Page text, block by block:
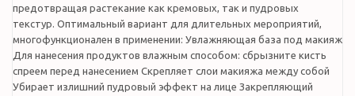
предотвращая растекание как кремовых, так и пудровых
текстур. Оптимальный вариант для длительных мероприятий,
многофункционален в применении: Увлажняющая база под макияж
Для нанесения продуктов влажным способом: сбрызните кисть
спреем перед нанесением Скрепляет слои макияжа между собой
Убирает излишний пудровый эффект на лице Закрепляющий